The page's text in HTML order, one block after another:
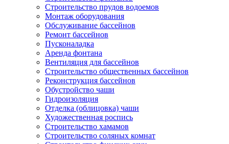
Строительство прудов водоемов
Монтаж оборудования
Обслуживание бассейнов
Ремонт бассейнов
Пусконаладка
Аренда фонтана
Вентиляция для бассейнов
Строительство общественных бассейнов
Реконструкция бассейнов
Обустройство чаши
Гидроизоляция
Отделка (облицовка) чаши
Художественная роспись
Строительство хамамов
Строительство соляных комнат